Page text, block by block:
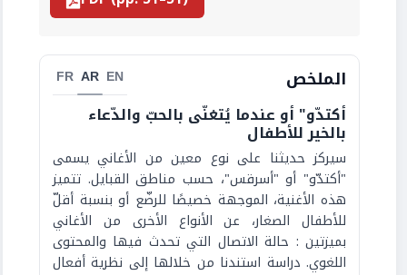
الملخص FR AR EN
أكتدّو" أو عندما يُتغنّى بالحبّ والدّعاء
بالخير للأطفال
سيركز حديثنا على نوع معين من الأغاني يسمى
"أكتدّو" أو "أسرقس"، حسب مناطق القبايل. تتميز
هذه الأغنية، الموجهة خصيصًا للرضّع أو بنسبة أقلّ
للأطفال الصغار، عن الأنواع الأخرى من الأغاني
بميزتين : حالة الاتصال التي تحدث فيها والمحتوى
اللغوي. دراسة استندنا من خلالها إلى نظرية أفعال